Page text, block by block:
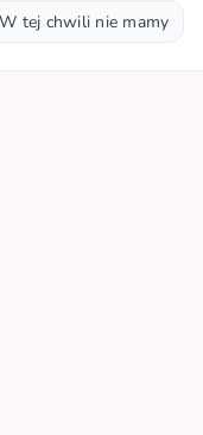
W tej chwili nie mamy